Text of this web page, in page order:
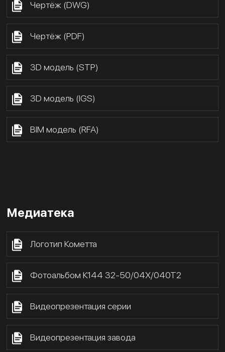
Чертёж (DWG)
Чертёж (PDF)
3D модель (STP)
3D модель (IGS)
BIM модель (RFA)
Медиатека
Логотип Кометта
Фотоальбом К144 32-50/04Х/040Т2
Видеопрезентация серии
Видеопрезентация завода